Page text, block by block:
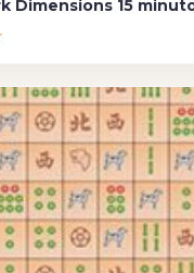
Dimensions 15